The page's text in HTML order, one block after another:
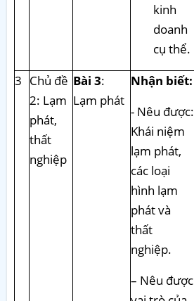
kinh
doanh
cụ thể.
3 Chủ đề
2: Lạm
phát,
thất
nghiệp
Bài 3:
Lạm phát
Nhận biết:
- Nêu được:
Khái niệm
lạm phát,
các loại
hình lạm
phát và
thất
nghiệp.
– Nêu được